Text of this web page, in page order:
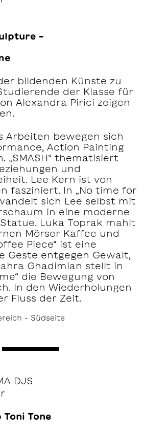
–
bildenden Künste zu
der Klasse für
Alexandra Pirici zeigen
Arbeiten bewegen sich
Action Painting
„SMASH“ thematisiert
und
Lee Kern ist von
fasziniert. In „No time for
sich Lee selbst mit
in eine moderne
Luka Toprak mahlt
Mörser Kaffee und
Piece“ ist eine
Geste entgegen Gewalt,
Ghadimian stellt in
die Bewegung von
In den Wiederholungen
Fluss der Zeit.
– Südseite
DJS
Tone